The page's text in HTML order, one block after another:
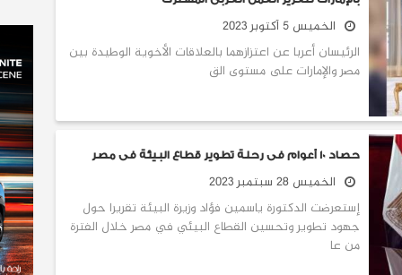
الخميس 5 أكتوبر 2023
الرئيسان أعربا عن اعتزازهما بالعلاقات الأخوية الوطيدة بين
مصر والإمارات على مستوى الق
حصاد 10 أعوام فى رحلة تطوير قطاع البيئة فى مصر
الخميس 28 سبتمبر 2023
إستعرضت الدكتورة ياسمين فؤاد وزيرة البيئة تقريرا حول
جهود تطوير وتحسين القطاع البيئي في مصر خلال الفترة
من عا